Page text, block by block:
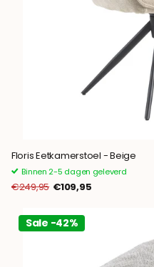
Floris Eetkamerstoel - Beige
Binnen 2-5 dagen geleverd
€249,95 €109,95
Sale -42%